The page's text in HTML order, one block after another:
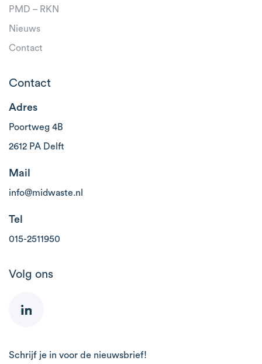
PMD – RKN
Nieuws
Contact
Contact
Adres
Poortweg 4B
2612 PA Delft
Mail
info@midwaste.nl
Tel
015-2511950
Volg ons
Schrijf je in voor de nieuwsbrief!